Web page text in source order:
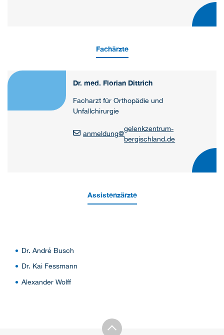
Fachärzte
Dr. med. Florian Dittrich
Facharzt für Orthopädie und
Unfallchirurgie
anmeldung@
gelenkzentrum-
bergischland.de
Assistenzärzte
Dr. André Busch
Dr. Kai Fessmann
Alexander Wolff